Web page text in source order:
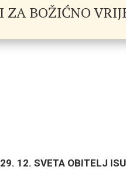
ZA BOŽIĆNO
12. SVETA OBITELJ